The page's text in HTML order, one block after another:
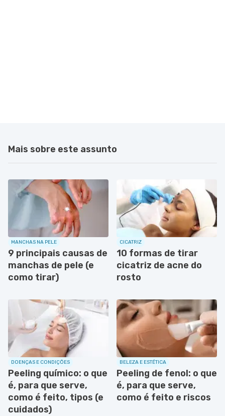
Mais sobre este assunto
MANCHAS NA PELE
9 principais causas de
manchas de pele (e
como tirar)
CICATRIZ
10 formas de tirar
cicatriz de acne do
rosto
DOENÇAS E CONDIÇÕES
Peeling químico: o que
é, para que serve,
como é feito, tipos (e
cuidados)
BELEZA E ESTÉTICA
Peeling de fenol: o que
é, para que serve,
como é feito e riscos